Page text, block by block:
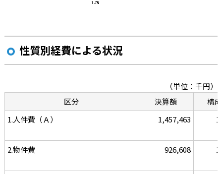
性質別経費による状況
（単位：千円）
区分
決算額
構
1.人件費（Ａ）
1,457,463
2.物件費 926,608